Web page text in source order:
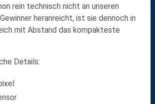
rein technisch nicht an unseren
heranreicht, ist sie dennoch in
mit Abstand das kompakteste
Details: